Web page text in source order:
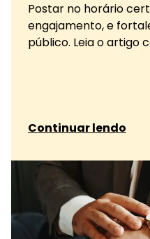
Postar no horário
engajamento, e
público. Leia o artigo
Continuar lendo